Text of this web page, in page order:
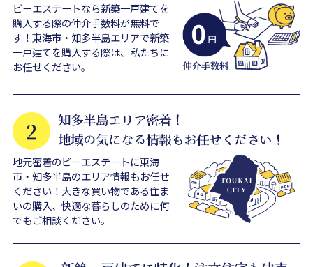
ビーエステートなら新築一戸建てを
購入する際の仲介手数料が無料で
す！東海市・知多半島エリアで新築
一戸建てを購入する際は、私たちに
お任せください。
地元密着のビーエステートに東海
市・知多半島のエリア情報もお任せ
ください！大きな買い物である住ま
いの購入、快適な暮らしのために何
でもご相談ください。